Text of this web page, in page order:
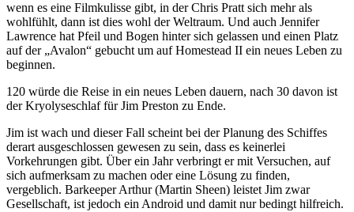
wenn es eine Filmkulisse gibt, in der Chris Pratt sich mehr als
wohlfühlt, dann ist dies wohl der Weltraum. Und auch Jennifer
Lawrence hat Pfeil und Bogen hinter sich gelassen und einen Platz
auf der „Avalon“ gebucht um auf Homestead II ein neues Leben zu
beginnen.
120 würde die Reise in ein neues Leben dauern, nach 30 davon ist
der Kryolyseschlaf für Jim Preston zu Ende.
Jim ist wach und dieser Fall scheint bei der Planung des Schiffes
derart ausgeschlossen gewesen zu sein, dass es keinerlei
Vorkehrungen gibt. Über ein Jahr verbringt er mit Versuchen, auf
sich aufmerksam zu machen oder eine Lösung zu finden,
vergeblich. Barkeeper Arthur (Martin Sheen) leistet Jim zwar
Gesellschaft, ist jedoch ein Android und damit nur bedingt hilfreich.